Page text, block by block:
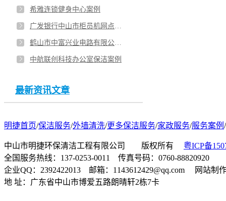
希雅连锁健身中心案例
广发银行中山市柜员机网点案例
鹤山市中富兴业电路有限公司保洁服务案例
中航联创科技办公室保洁案例
最新资讯文章
明捷首页/保洁服务/外墙清洗/更多保洁服务/家政服务/服务案例 /
中山市明捷环保清洁工程有限公司 版权所有 粤ICP备
全国服务热线：137-0253-0011 传真号码：0760-88820920
企业QQ：2392422013 邮箱：1143612429@qq.com 网站制
地 址：广东省中山市博爱五路朗晴轩2栋7卡